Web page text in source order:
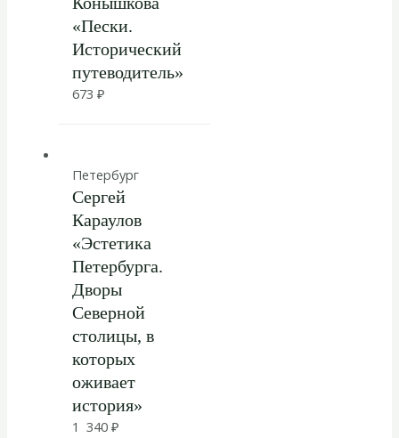
«Пески.
Исторический
путеводитель»
673 ₽
Петербург
Сергей
Караулов
«Эстетика
Петербурга.
Дворы
Северной
столицы, в
которых
оживает
история»
1 340 ₽